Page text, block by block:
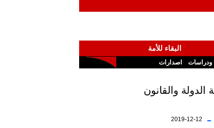
البقاء للأمة
ودراسات اصدارات
والقانون
-
2019-12-12